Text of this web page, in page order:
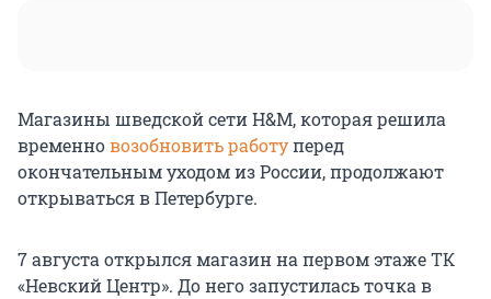
Магазины шведской сети H&M, которая решила
временновозобновить работуперед
окончательным уходом из России, продолжают
открываться в Петербурге.
7 августа открылся магазин на первом этаже ТК
«Невский Центр». До него запустилась точка в